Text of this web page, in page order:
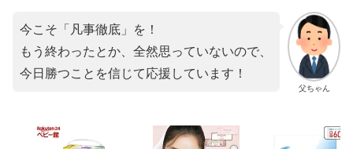
父ちゃん
今こそ「凡事徹底」を！
もう終わったとか、全然思っていないので、
今日勝つことを信じて応援しています！